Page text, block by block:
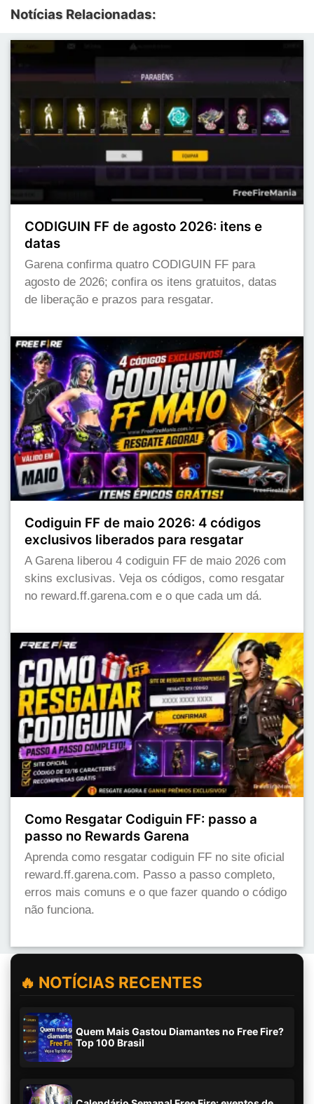
Notícias Relacionadas:
CODIGUIN FF de agosto 2026: itens e
datas
Garena confirma quatro CODIGUIN FF para
agosto de 2026; confira os itens gratuitos, datas
de liberação e prazos para resgatar.
Codiguin FF de maio 2026: 4 códigos
exclusivos liberados para resgatar
A Garena liberou 4 codiguin FF de maio 2026 com
skins exclusivas. Veja os códigos, como resgatar
no reward.ff.garena.com e o que cada um dá.
Como Resgatar Codiguin FF: passo a
passo no Rewards Garena
Aprenda como resgatar codiguin FF no site oficial
reward.ff.garena.com. Passo a passo completo,
erros mais comuns e o que fazer quando o código
não funciona.
🔥 NOTÍCIAS RECENTES
Quem Mais Gastou Diamantes no Free Fire?
Top 100 Brasil